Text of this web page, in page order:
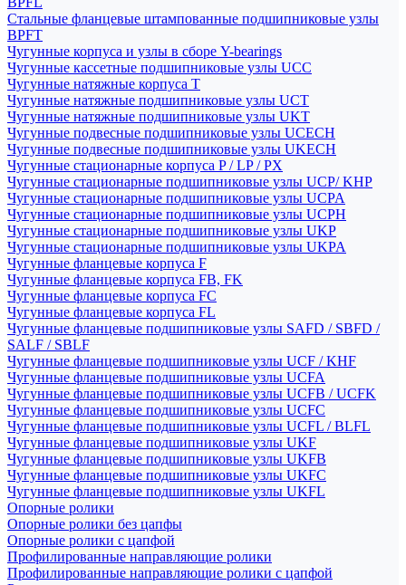
Стальные фланцевые штампованные подшипниковые узлы
BPFT
Чугунные корпуса и узлы в сборе Y-bearings
Чугунные кассетные подшипниковые узлы UCC
Чугунные натяжные корпуса T
Чугунные натяжные подшипниковые узлы UCT
Чугунные натяжные подшипниковые узлы UKT
Чугунные подвесные подшипниковые узлы UCECH
Чугунные подвесные подшипниковые узлы UKECH
Чугунные стационарные корпуса P / LP / PX
Чугунные стационарные подшипниковые узлы UCP/ KHP
Чугунные стационарные подшипниковые узлы UCPA
Чугунные стационарные подшипниковые узлы UCPH
Чугунные стационарные подшипниковые узлы UKP
Чугунные стационарные подшипниковые узлы UKPA
Чугунные фланцевые корпуса F
Чугунные фланцевые корпуса FB, FK
Чугунные фланцевые корпуса FC
Чугунные фланцевые корпуса FL
Чугунные фланцевые подшипниковые узлы SAFD / SBFD /
SALF / SBLF
Чугунные фланцевые подшипниковые узлы UCF / KHF
Чугунные фланцевые подшипниковые узлы UCFA
Чугунные фланцевые подшипниковые узлы UCFB / UCFK
Чугунные фланцевые подшипниковые узлы UCFC
Чугунные фланцевые подшипниковые узлы UCFL / BLFL
Чугунные фланцевые подшипниковые узлы UKF
Чугунные фланцевые подшипниковые узлы UKFB
Чугунные фланцевые подшипниковые узлы UKFC
Чугунные фланцевые подшипниковые узлы UKFL
Опорные ролики
Опорные ролики без цапфы
Опорные ролики с цапфой
Профилированные направляющие ролики
Профилированные направляющие ролики с цапфой